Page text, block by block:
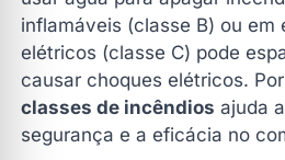
1. Quais são as cinco classes
2. Qual extintor é indicado
B?
3. Como identificar a classe
4. É seguro usar extintor de
inflamáveis (classe B) ou em
elétricos (classe C) pode
causar choques elétricos.
classes de incêndios ajuda
segurança e a eficácia no